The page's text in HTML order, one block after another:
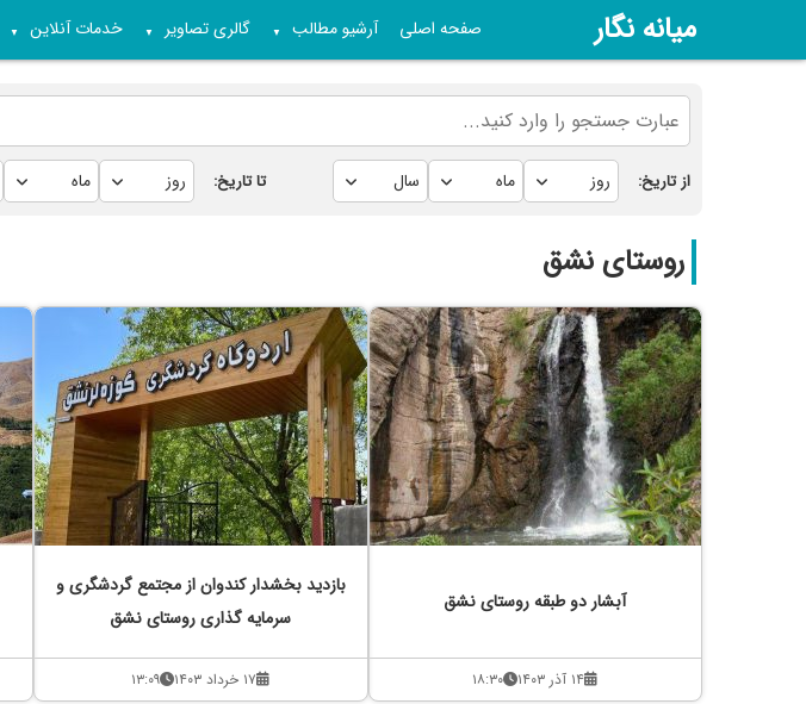
میانه نگار صفحه اصلی آرشیو مطالب ▼ گالری تصاویر ▼ خدمات آنلاین ▼
از تاریخ: تا تاریخ:
روستای نشق
آبشار دو طبقه روستای نشق
۱۴ آذر ۱۴۰۳ ۱۸:۳۰
بازدید بخشدار کندوان از مجتمع گردشگری و
سرمایه گذاری روستای نشق
۱۷ خرداد ۱۴۰۳ ۱۳:۰۹